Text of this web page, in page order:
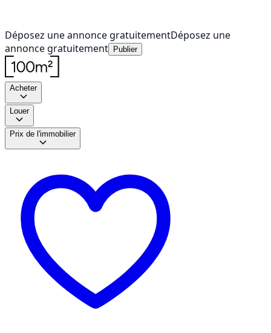
Déposez une annonce gratuitementDéposez une
annonce gratuitement
Publier
Acheter
Louer
Prix de l'immobilier